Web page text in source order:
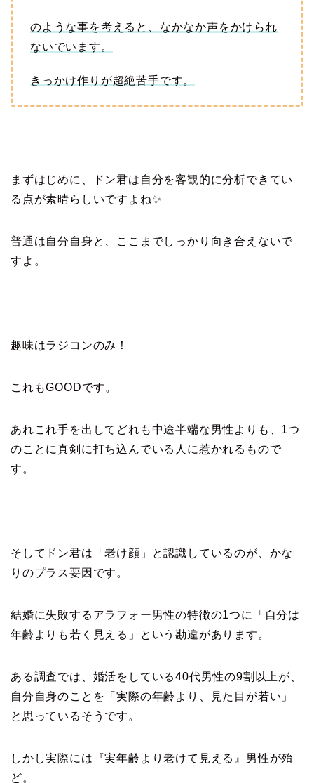
のような事を考えると、なかなか声をかけられ
ないでいます。
きっかけ作りが超絶苦手です。
まずはじめに、ドン君は自分を客観的に分析できてい
る点が素晴らしいですよね✨
普通は自分自身と、ここまでしっかり向き合えないで
すよ。
趣味はラジコンのみ！
これもGOODです。
あれこれ手を出してどれも中途半端な男性よりも、1つ
のことに真剣に打ち込んでいる人に惹かれるもので
す。
そしてドン君は「老け顔」と認識しているのが、かな
りのプラス要因です。
結婚に失敗するアラフォー男性の特徴の1つに「自分は
年齢よりも若く見える」という勘違があります。
ある調査では、婚活をしている40代男性の9割以上が、
自分自身のことを「実際の年齢より、見た目が若い」
と思っているそうです。
しかし実際には『実年齢より老けて見える』男性が殆
ど。